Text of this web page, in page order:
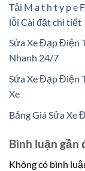
Tải M a t h t y p e
lỗi Cài đặt chi tiết
Sửa Xe Đạp Điện
Nhanh 24/7
Sửa Xe Đạp Điện
Xe
Bảng Giá Sửa
Bình luận gần
Không có bình